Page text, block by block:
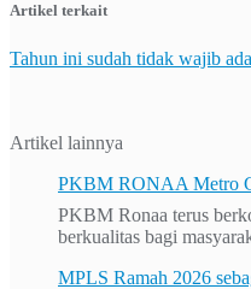
Artikel terkait
Tahun ini sudah tidak wajib
Artikel lainnya
PKBM RONAA Metro
PKBM Ronaa terus
berkualitas bagi
MPLS Ramah 2026